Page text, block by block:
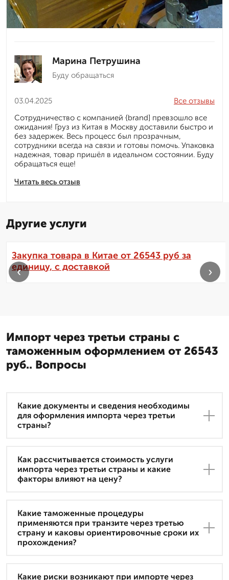
Марина Петрушина
Буду обращаться
03.04.2025
Читать весь отзыв
Все отзывы
Сотрудничество с компанией {brand] превзошло все
ожидания! Груз из Китая в Москву доставили быстро и
без задержек. Весь процесс был прозрачным,
сотрудники всегда на связи и готовы помочь. Упаковка
надежная, товар пришёл в идеальном состоянии. Буду
обращаться еще!
Другие услуги
Закупка товара в Китае от 26543 руб за
единицу, с доставкой
‹ ›
Импорт через третьи страны с
таможенным оформлением от 26543
руб.. Вопросы
Какие документы и сведения необходимы
для оформления импорта через третьи
страны?
Как рассчитывается стоимость услуги
импорта через третьи страны и какие
факторы влияют на цену?
Какие таможенные процедуры
применяются при транзите через третью
страну и каковы ориентировочные сроки их
прохождения?
Какие риски возникают при импорте через